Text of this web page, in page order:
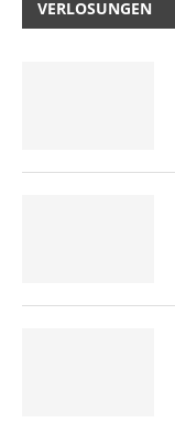
VERLOSUNGEN